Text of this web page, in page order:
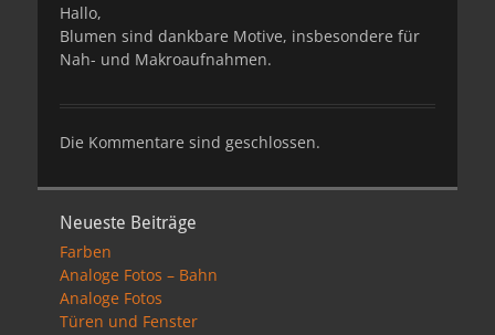
Hallo,
Blumen sind dankbare Motive, insbesondere für
Nah- und Makroaufnahmen.
Die Kommentare sind geschlossen.
Neueste Beiträge
Farben
Analoge Fotos – Bahn
Analoge Fotos
Türen und Fenster